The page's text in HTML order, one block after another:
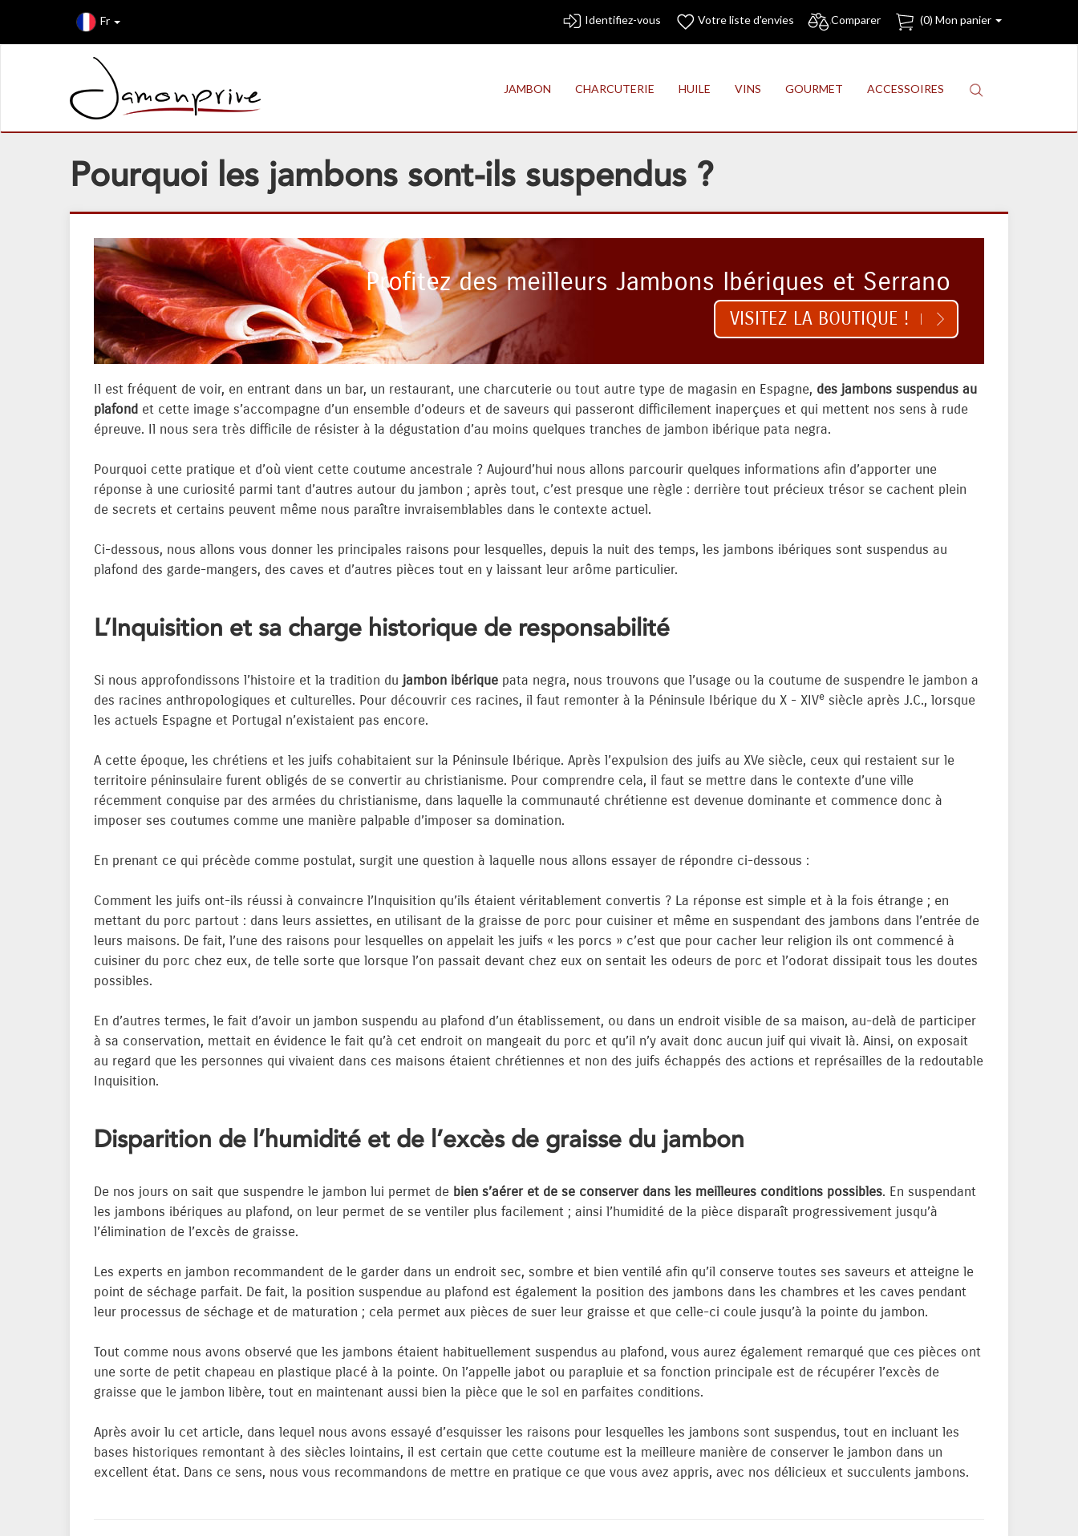
Fr Identifiez-vous Votre liste d'envies Comparer (0) Mon panier
JAMBON CHARCUTERIE HUILE VINS GOURMET ACCESSOIRES
Pourquoi les jambons sont-ils suspendus ?
Profitez des meilleurs Jambons Ibériques et Serrano
VISITEZ LA BOUTIQUE !
Il est fréquent de voir, en entrant dans un bar, un restaurant, une charcuterie ou tout autre type de magasin en Espagne, des jambons suspendus au
plafond et cette image s’accompagne d’un ensemble d’odeurs et de saveurs qui passeront difficilement inaperçues et qui mettent nos sens à rude
épreuve. Il nous sera très difficile de résister à la dégustation d’au moins quelques tranches de jambon ibérique pata negra.
Pourquoi cette pratique et d’où vient cette coutume ancestrale ? Aujourd’hui nous allons parcourir quelques informations afin d’apporter une
réponse à une curiosité parmi tant d’autres autour du jambon ; après tout, c’est presque une règle : derrière tout précieux trésor se cachent plein
de secrets et certains peuvent même nous paraître invraisemblables dans le contexte actuel.
Ci-dessous, nous allons vous donner les principales raisons pour lesquelles, depuis la nuit des temps, les jambons ibériques sont suspendus au
plafond des garde-mangers, des caves et d’autres pièces tout en y laissant leur arôme particulier.
L’Inquisition et sa charge historique de responsabilité
Si nous approfondissons l’histoire et la tradition du jambon ibérique pata negra, nous trouvons que l’usage ou la coutume de suspendre le jambon a
des racines anthropologiques et culturelles. Pour découvrir ces racines, il faut remonter à la Péninsule Ibérique du X - XIVe siècle après J.C., lorsque
les actuels Espagne et Portugal n’existaient pas encore.
A cette époque, les chrétiens et les juifs cohabitaient sur la Péninsule Ibérique. Après l’expulsion des juifs au XVe siècle, ceux qui restaient sur le
territoire péninsulaire furent obligés de se convertir au christianisme. Pour comprendre cela, il faut se mettre dans le contexte d’une ville
récemment conquise par des armées du christianisme, dans laquelle la communauté chrétienne est devenue dominante et commence donc à
imposer ses coutumes comme une manière palpable d’imposer sa domination.
En prenant ce qui précède comme postulat, surgit une question à laquelle nous allons essayer de répondre ci-dessous :
Comment les juifs ont-ils réussi à convaincre l’Inquisition qu’ils étaient véritablement convertis ? La réponse est simple et à la fois étrange ; en
mettant du porc partout : dans leurs assiettes, en utilisant de la graisse de porc pour cuisiner et même en suspendant des jambons dans l’entrée de
leurs maisons. De fait, l’une des raisons pour lesquelles on appelait les juifs « les porcs » c’est que pour cacher leur religion ils ont commencé à
cuisiner du porc chez eux, de telle sorte que lorsque l’on passait devant chez eux on sentait les odeurs de porc et l’odorat dissipait tous les doutes
possibles.
En d’autres termes, le fait d’avoir un jambon suspendu au plafond d’un établissement, ou dans un endroit visible de sa maison, au-delà de participer
à sa conservation, mettait en évidence le fait qu’à cet endroit on mangeait du porc et qu’il n’y avait donc aucun juif qui vivait là. Ainsi, on exposait
au regard que les personnes qui vivaient dans ces maisons étaient chrétiennes et non des juifs échappés des actions et représailles de la redoutable
Inquisition.
Disparition de l’humidité et de l’excès de graisse du jambon
De nos jours on sait que suspendre le jambon lui permet de bien s’aérer et de se conserver dans les meilleures conditions possibles. En suspendant
les jambons ibériques au plafond, on leur permet de se ventiler plus facilement ; ainsi l’humidité de la pièce disparaît progressivement jusqu’à
l’élimination de l’excès de graisse.
Les experts en jambon recommandent de le garder dans un endroit sec, sombre et bien ventilé afin qu’il conserve toutes ses saveurs et atteigne le
point de séchage parfait. De fait, la position suspendue au plafond est également la position des jambons dans les chambres et les caves pendant
leur processus de séchage et de maturation ; cela permet aux pièces de suer leur graisse et que celle-ci coule jusqu’à la pointe du jambon.
Tout comme nous avons observé que les jambons étaient habituellement suspendus au plafond, vous aurez également remarqué que ces pièces ont
une sorte de petit chapeau en plastique placé à la pointe. On l’appelle jabot ou parapluie et sa fonction principale est de récupérer l’excès de
graisse que le jambon libère, tout en maintenant aussi bien la pièce que le sol en parfaites conditions.
Après avoir lu cet article, dans lequel nous avons essayé d’esquisser les raisons pour lesquelles les jambons sont suspendus, tout en incluant les
bases historiques remontant à des siècles lointains, il est certain que cette coutume est la meilleure manière de conserver le jambon dans un
excellent état. Dans ce sens, nous vous recommandons de mettre en pratique ce que vous avez appris, avec nos délicieux et succulents jambons.